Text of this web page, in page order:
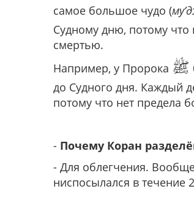
самое большое чудо (
Судному дню, потому что
смертью.
Например, у Пророка ﷺ
до Судного дня. Каждый
потому что нет предела
- Почему Коран
- Для облегчения.
ниспосылался в течение